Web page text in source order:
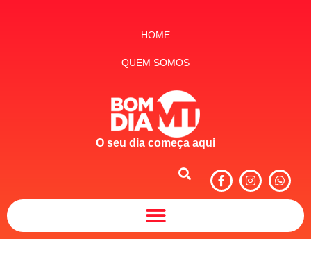
HOME
QUEM SOMOS
O seu dia começa aqui